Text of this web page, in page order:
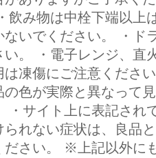
飲み物は中栓下端以上
ないでください。 ・ド
い。 ・電子レンジ、直
は凍傷にご注意くださ
の色が実際と異なって
・サイト上に表記され
られない症状は、良品
ださい。 ※上記以外に